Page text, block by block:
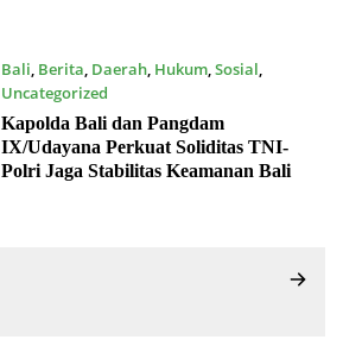
Bali, Berita, Daerah, Hukum,Sosial,
Uncategorized
15/07/2026
Kapolda Bali dan Pangdam
IX/Udayana Perkuat Soliditas TNI-
Polri Jaga Stabilitas Keamanan Bali